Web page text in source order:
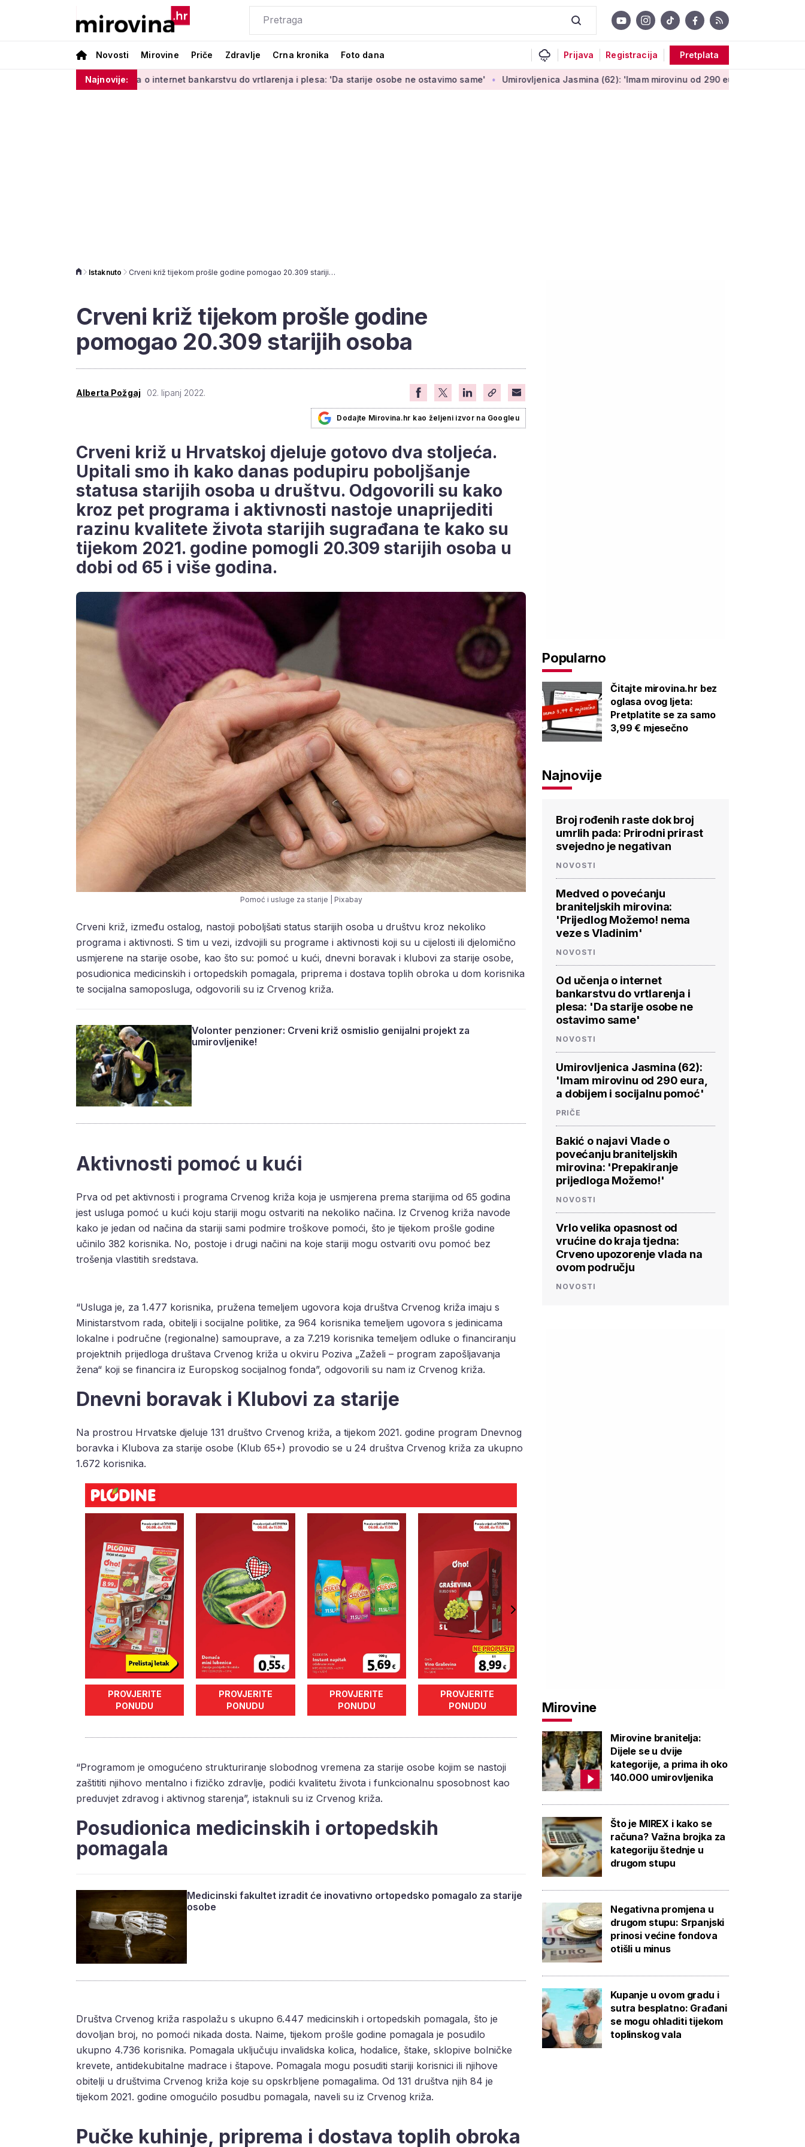
Novosti Mirovine Priče Zdravlje Crna kronika Foto dana Prijava Registracija Pretplata
Najnovije:
Od učenja o internet bankarstvu do vrtlarenja i plesa: 'Da starije osobe ne ostavimo same' Umirovljenica Jasmina (62): 'Imam mirovinu od 290 eura, a dobijem i socijalnu
Istaknuto Crveni križ tijekom prošle godine pomogao 20.309 starijih osoba
Crveni križ tijekom prošle godine
pomogao 20.309 starijih osoba
Alberta Požgaj 02. lipanj 2022.
Dodajte Mirovina.hr kao željeni izvor na Googleu
Crveni križ u Hrvatskoj djeluje gotovo dva stoljeća.
Upitali smo ih kako danas podupiru poboljšanje
statusa starijih osoba u društvu. Odgovorili su kako
kroz pet programa i aktivnosti nastoje unaprijediti
razinu kvalitete života starijih sugrađana te kako su
tijekom 2021. godine pomogli 20.309 starijih osoba u
dobi od 65 i više godina.
Pomoć i usluge za starije | Pixabay
Crveni križ, između ostalog, nastoji poboljšati status starijih osoba u društvu kroz nekoliko
programa i aktivnosti. S tim u vezi, izdvojili su programe i aktivnosti koji su u cijelosti ili djelomično
usmjerene na starije osobe, kao što su: pomoć u kući, dnevni boravak i klubovi za starije osobe,
posudionica medicinskih i ortopedskih pomagala, priprema i dostava toplih obroka u dom korisnika
te socijalna samoposluga, odgovorili su iz Crvenog križa.
Volonter penzioner: Crveni križ osmislio genijalni projekt za
umirovljenike!
Aktivnosti pomoć u kući
Prva od pet aktivnosti i programa Crvenog križa koja je usmjerena prema starijima od 65 godina
jest usluga pomoć u kući koju stariji mogu ostvariti na nekoliko načina. Iz Crvenog križa navode
kako je jedan od načina da stariji sami podmire troškove pomoći, što je tijekom prošle godine
učinilo 382 korisnika. No, postoje i drugi načini na koje stariji mogu ostvariti ovu pomoć bez
trošenja vlastitih sredstava.
“Usluga je, za 1.477 korisnika, pružena temeljem ugovora koja društva Crvenog križa imaju s
Ministarstvom rada, obitelji i socijalne politike, za 964 korisnika temeljem ugovora s jedinicama
lokalne i područne (regionalne) samouprave, a za 7.219 korisnika temeljem odluke o financiranju
projektnih prijedloga društava Crvenog križa u okviru Poziva „Zaželi – program zapošljavanja
žena“ koji se financira iz Europskog socijalnog fonda”, odgovorili su nam iz Crvenog križa.
Dnevni boravak i Klubovi za starije
Na prostrou Hrvatske djeluje 131 društvo Crvenog križa, a tijekom 2021. godine program Dnevnog
boravka i Klubova za starije osobe (Klub 65+) provodio se u 24 društva Crvenog križa za ukupno
1.672 korisnika.
PROVJERITE
PONUDU
PROVJERITE
PONUDU
PROVJERITE
PONUDU
PROVJERITE
PONUDU
PONUDU
“Programom je omogućeno strukturiranje slobodnog vremena za starije osobe kojim se nastoji
zaštititi njihovo mentalno i fizičko zdravlje, podići kvalitetu života i funkcionalnu sposobnost kao
preduvjet zdravog i aktivnog starenja”, istaknuli su iz Crvenog križa.
Posudionica medicinskih i ortopedskih
pomagala
Medicinski fakultet izradit će inovativno ortopedsko pomagalo za starije
osobe
Društva Crvenog križa raspolažu s ukupno 6.447 medicinskih i ortopedskih pomagala, što je
dovoljan broj, no pomoći nikada dosta. Naime, tijekom prošle godine pomagala je posudilo
ukupno 4.736 korisnika. Pomagala uključuju invalidska kolica, hodalice, štake, sklopive bolničke
krevete, antidekubitalne madrace i štapove. Pomagala mogu posuditi stariji korisnici ili njihove
obitelji u društvima Crvenog križa koje su opskrbljene pomagalima. Od 131 društva njih 84 je
tijekom 2021. godine omogućilo posudbu pomagala, naveli su iz Crvenog križa.
Pučke kuhinje, priprema i dostava toplih obroka
Popularno
Čitajte mirovina.hr bez
oglasa ovog ljeta:
Pretplatite se za samo
3,99 € mjesečno
Najnovije
Broj rođenih raste dok broj
umrlih pada: Prirodni prirast
svejedno je negativan
NOVOSTI
Medved o povećanju
braniteljskih mirovina:
'Prijedlog Možemo! nema
veze s Vladinim'
NOVOSTI
Od učenja o internet
bankarstvu do vrtlarenja i
plesa: 'Da starije osobe ne
ostavimo same'
NOVOSTI
Umirovljenica Jasmina (62):
'Imam mirovinu od 290 eura,
a dobijem i socijalnu pomoć'
PRIČE
Bakić o najavi Vlade o
povećanju braniteljskih
mirovina: 'Prepakiranje
prijedloga Možemo!'
NOVOSTI
Vrlo velika opasnost od
vrućine do kraja tjedna:
Crveno upozorenje vlada na
ovom području
NOVOSTI
Mirovine
Mirovine branitelja:
Dijele se u dvije
kategorije, a prima ih oko
140.000 umirovljenika
Što je MIREX i kako se
računa? Važna brojka za
kategoriju štednje u
drugom stupu
Negativna promjena u
drugom stupu: Srpanjski
prinosi većine fondova
otišli u minus
Kupanje u ovom gradu i
sutra besplatno: Građani
se mogu ohladiti tijekom
toplinskog vala